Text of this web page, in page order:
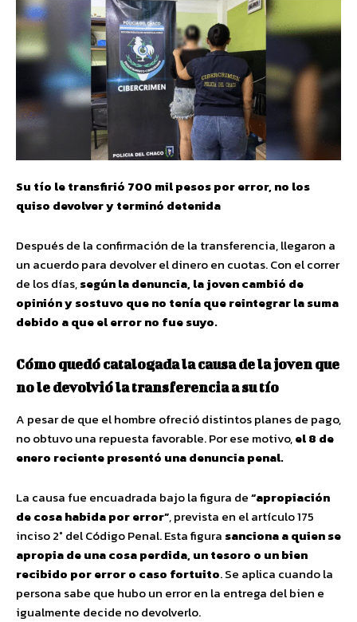
Su tío le transfirió 700 mil pesos por error, no los
quiso devolver y terminó detenida
Después de la confirmación de la transferencia, llegaron a
un acuerdo para devolver el dinero en cuotas. Con el correr
de los días,según la denuncia, la joven cambió de
opinión y sostuvo que no tenía que reintegrar la suma
debido a que el error no fue suyo.
Cómo quedó catalogada la causa de la joven que
no le devolvió la transferencia a su tío
A pesar de que el hombre ofreció distintos planes de pago,
no obtuvo una repuesta favorable. Por ese motivo,el 8 de
enero reciente presentó una denuncia penal.
La causa fue encuadrada bajo la figura de“apropiación
de cosa habida por error”, prevista en el artículo 175
inciso 2° del Código Penal. Esta figura sanciona a quien se
apropia de una cosa perdida, un tesoro o un bien
recibido por error o caso fortuito. Se aplica cuando la
persona sabe que hubo un error en la entrega del bien e
igualmente decide no devolverlo.